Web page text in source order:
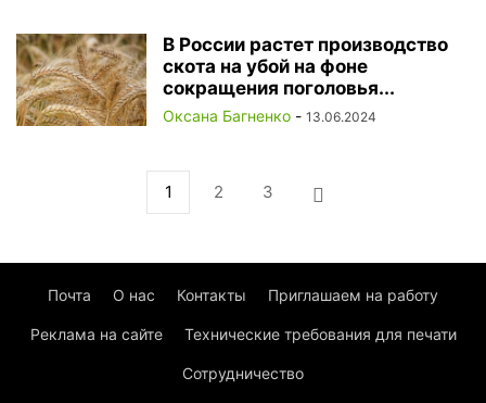
В России растет производство
скота на убой на фоне
сокращения поголовья...
Оксана Багненко - 13.06.2024
1 2 3
Почта О нас Контакты Приглашаем на работу
Реклама на сайте Технические требования для печати
Сотрудничество